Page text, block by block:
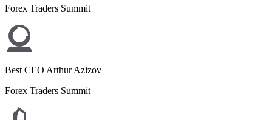
Forex Traders Summit
Best CEO Arthur Azizov
Forex Traders Summit